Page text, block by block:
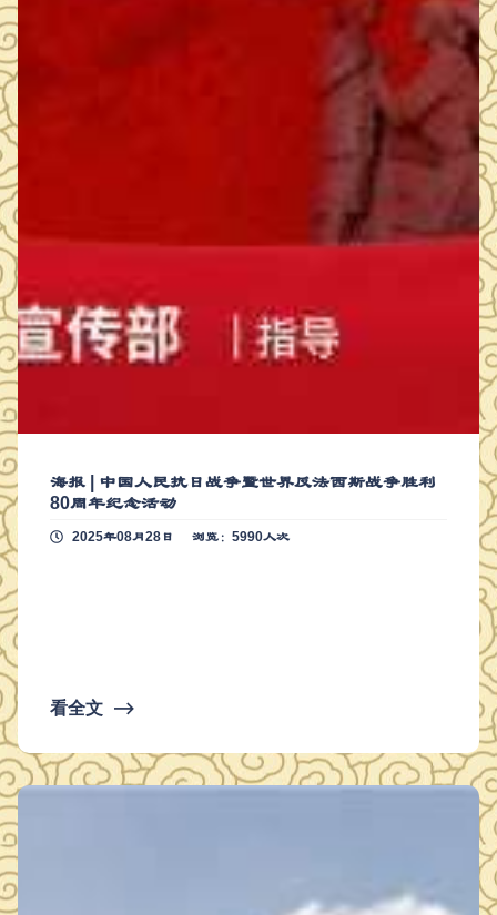
海报 | 中国人民抗日战争暨世界反法西斯战争胜利
80周年纪念活动
2025年08月28日 浏览：5990人次
看全文 ⟶